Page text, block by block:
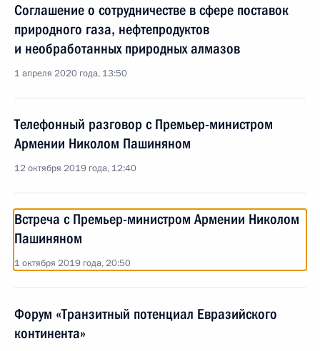
Соглашение о сотрудничестве в сфере поставок
природного газа, нефтепродуктов
и необработанных природных алмазов
1 апреля 2020 года, 13:50
Телефонный разговор с Премьер-министром
Армении Николом Пашиняном
12 октября 2019 года, 12:40
Встреча с Премьер-министром Армении Николом
Пашиняном
1 октября 2019 года, 20:50
Форум «Транзитный потенциал Евразийского
континента»